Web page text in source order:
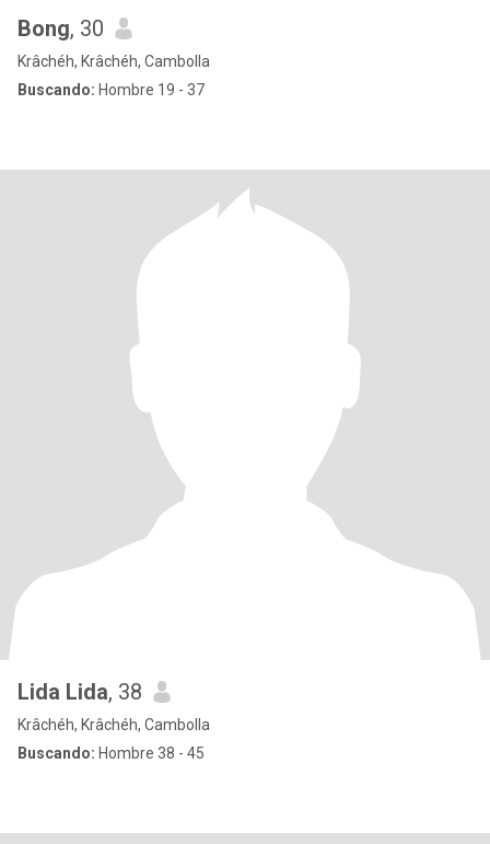
Bong, 30
Krâchéh, Krâchéh, Cambolla
Buscando: Hombre 19 - 37
Lida Lida, 38
Krâchéh, Krâchéh, Cambolla
Buscando: Hombre 38 - 45